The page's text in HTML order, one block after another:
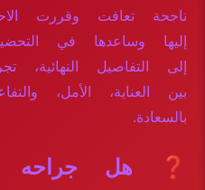
ناجحة تعافت وقررت
إليها وساعدها في
إلى التفاصيل النهائية،
بين العناية، الأمل،
بالسعادة.
❓ هل جراحه